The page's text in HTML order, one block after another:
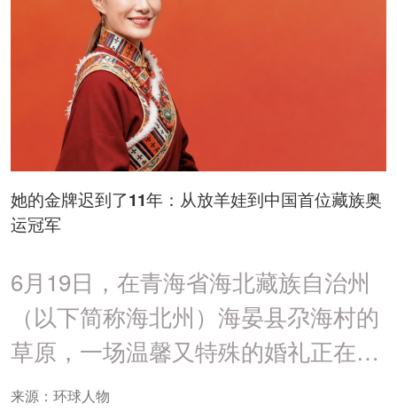
她的金牌迟到了11年：从放羊娃到中国首位藏族奥
运冠军
6月19日，在青海省海北藏族自治州
（以下简称海北州）海晏县尕海村的
草原，一场温馨又特殊的婚礼正在举
行。身穿蓝色缎面藏袍的新娘子，正
来源：环球人物